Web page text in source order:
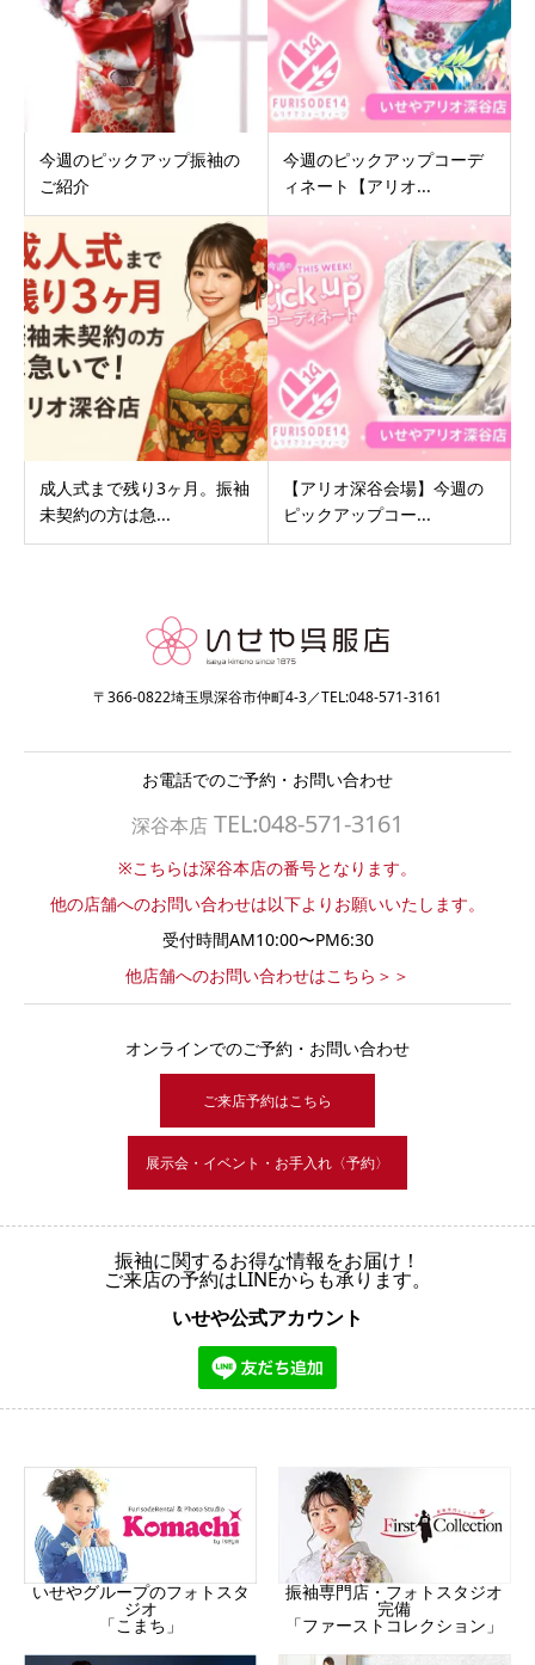
今週のピックアップ振袖の
ご紹介
今週のピックアップコーデ
ィネート【アリオ...
成人式まで残り3ヶ月。振袖
未契約の方は急...
【アリオ深谷会場】今週の
ピックアップコー...
〒366-0822埼玉県深谷市仲町4-3／TEL:048-571-3161
お電話でのご予約・お問い合わせ
深谷本店 TEL:048-571-3161
※こちらは深谷本店の番号となります。
他の店舗へのお問い合わせは以下よりお願いいたします。
受付時間AM10:00〜PM6:30
他店舗へのお問い合わせはこちら＞＞
オンラインでのご予約・お問い合わせ
ご来店予約はこちら
展示会・イベント・お手入れ〈予約〉
振袖に関するお得な情報をお届け！
ご来店の予約はLINEからも承ります。
いせや公式アカウント
いせやグループのフォトスタ
ジオ
「こまち」
振袖専門店・フォトスタジオ
完備
「ファーストコレクション」